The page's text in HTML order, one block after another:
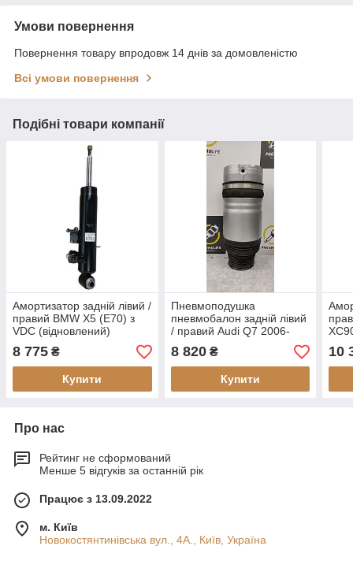
Умови повернення
Повернення товару впродовж 14 днів за домовленістю
Всі умови повернення
Подібні товари компанії
Амортизатор задній лівий /
правий BMW X5 (E70) з
VDC (відновлений)
8 775 ₴
Купити
Пневмоподушка
пневмобалон задній лівий
/ правий Audi Q7 2006-
2015 (відновлений)
8 820₴
Купити
10
Про нас
Рейтинг не сформований
Менше 5 відгуків за останній рік
Працює з 13.09.2022
м. Київ
Новокостянтинівська вул., 4А., Київ, Україна